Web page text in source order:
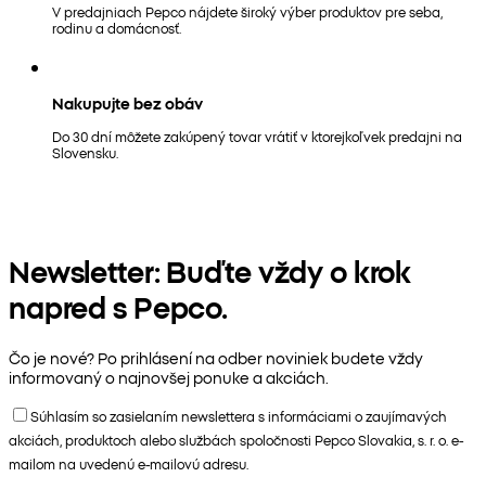
V predajniach Pepco nájdete široký výber produktov pre seba,
rodinu a domácnosť.
Nakupujte bez obáv
Do 30 dní môžete zakúpený tovar vrátiť v ktorejkoľvek predajni na
Slovensku.
Newsletter: Buďte vždy o krok
napred s Pepco.
Čo je nové? Po prihlásení na odber noviniek budete vždy
informovaný o najnovšej ponuke a akciách.
Súhlasím so zasielaním newslettera s informáciami o zaujímavých
akciách, produktoch alebo službách spoločnosti Pepco Slovakia, s. r. o. e-
mailom na uvedenú e-mailovú adresu.